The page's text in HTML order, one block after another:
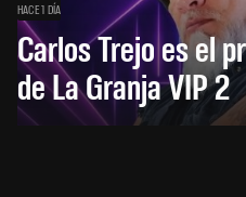
HACE 1 DÍA
Carlos Trejo es el
de La Granja VIP 2